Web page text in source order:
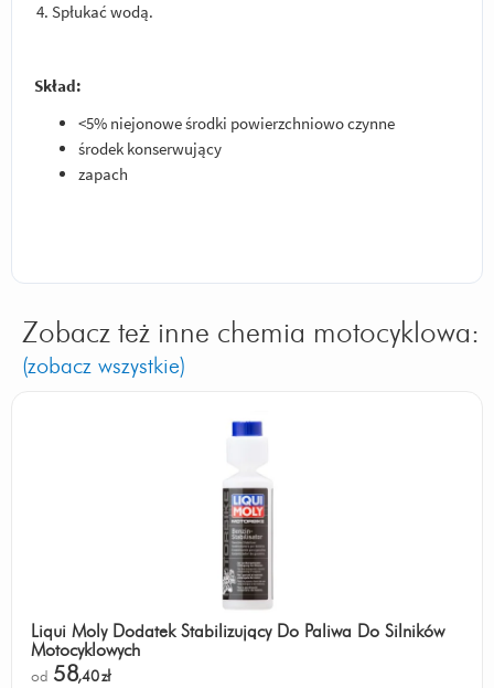
Spłukać wodą.
Skład:
<5% niejonowe środki powierzchniowo czynne
środek konserwujący
zapach
Zobacz też inne chemia motocyklowa:
(zobacz wszystkie)
Liqui Moly Dodatek Stabilizujący Do Paliwa Do Silników
Motocyklowych
od 58,40zł